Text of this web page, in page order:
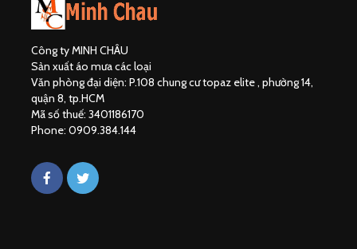
Công ty MINH CHÂU
Sản xuất áo mưa các loại
Văn phòng đại diện: P.108 chung cư topaz elite , phường 14,
quận 8, tp.HCM
Mã số thuế: 3401186170
Phone: 0909.384.144